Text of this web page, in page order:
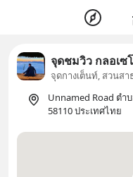
จุดชมวิว กลอเซ
จุดกางเต็นท์, สวนส
Unnamed Road ตำ
58110 ประเทศไทย